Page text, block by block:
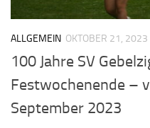
ALLGEMEIN OKTOBER 21, 2023
100 Jahre SV
Festwochenende –
September 2023